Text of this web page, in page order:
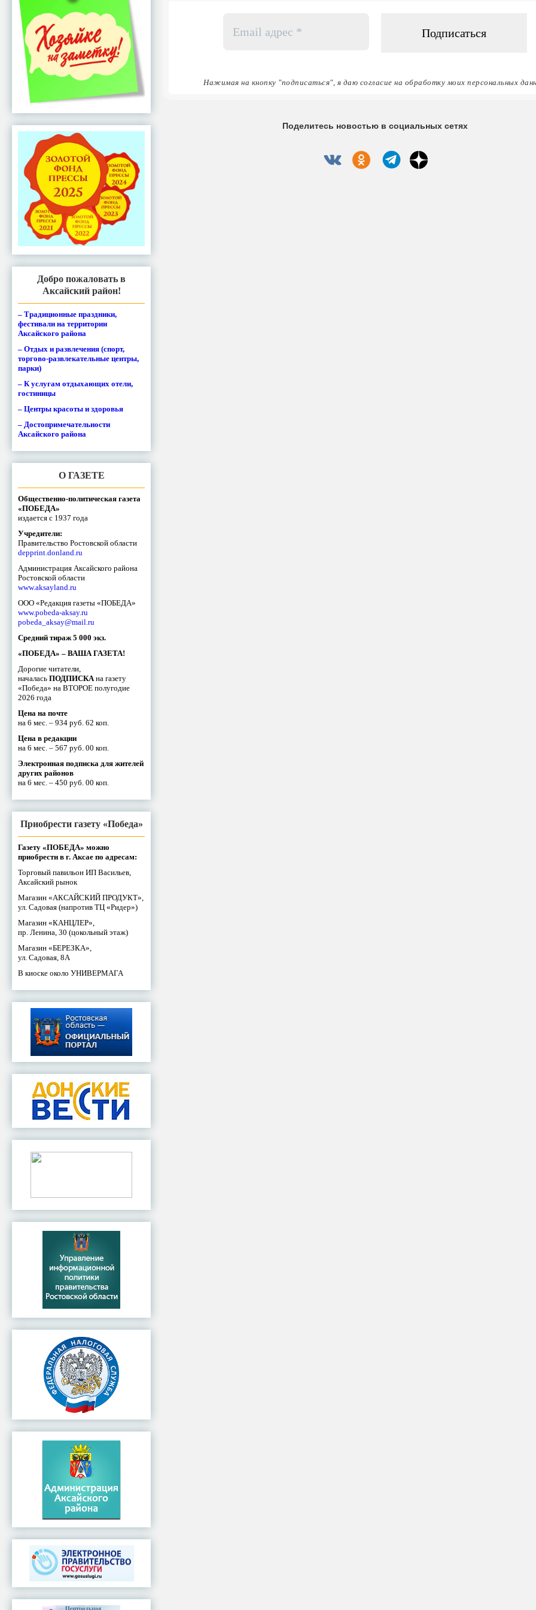
Добро пожаловать в
Аксайский район!
– Традиционные праздники,
фестивали на территории
Аксайского района
– Отдых и развлечения (спорт,
торгово-развлекательные центры,
парки)
– К услугам отдыхающих отели,
гостиницы
– Центры красоты и здоровья
– Достопримечательности
Аксайского района
О ГАЗЕТЕ
Общественно-политическая газета
«ПОБЕДА»
издается с 1937 года
Учредители:
Правительство Ростовской области
depprint.donland.ru
Администрация Аксайского района
Ростовской области
www.aksayland.ru
ООО «Редакция газеты «ПОБЕДА»
www.pobeda-aksay.ru
pobeda_aksay@mail.ru
Средний тираж 5 000 экз.
«ПОБЕДА» – ВАША ГАЗЕТА!
Дорогие читатели,
началась ПОДПИСКА на газету
«Победа» на ВТОРОЕ полугодие
2026 года
Цена на почте
на 6 мес. – 934 руб. 62 коп.
Цена в редакции
на 6 мес. – 567 руб. 00 коп.
Электронная подписка для жителей
других районов
на 6 мес. – 450 руб. 00 коп.
Приобрести газету «Победа»
Газету «ПОБЕДА» можно
приобрести в г. Аксае по адресам:
Торговый павильон ИП Васильев,
Аксайский рынок
Магазин «АКСАЙСКИЙ ПРОДУКТ»,
ул. Садовая (напротив ТЦ «Ридер»)
Магазин «КАНЦЛЕР»,
пр. Ленина, 30 (цокольный этаж)
Магазин «БЕРЕЗКА»,
ул. Садовая, 8А
В киоске около УНИВЕРМАГА
адрес
Нажимая на кнопку "подписаться", я даю согласие на обработку моих персональных
Поделитесь новостью в социальных сетях